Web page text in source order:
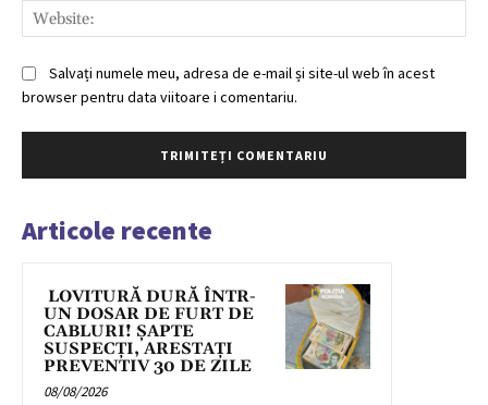
Salvați numele meu, adresa de e-mail și site-ul web în acest
browser pentru data viitoare i comentariu.
Articole recente
LOVITURĂ DURĂ ÎNTR-
UN DOSAR DE FURT DE
CABLURI! ȘAPTE
SUSPECȚI, ARESTAȚI
PREVENTIV 30 DE ZILE
08/08/2026